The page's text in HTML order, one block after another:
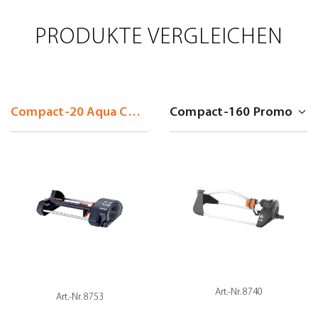
PRODUKTE VERGLEICHEN
Art.-Nr. 8753 Art.-Nr. 8740